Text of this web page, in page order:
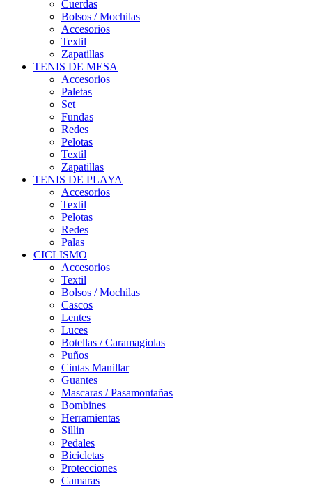
Cuerdas
Bolsos / Mochilas
Accesorios
Textil
Zapatillas
TENIS DE MESA
Accesorios
Paletas
Set
Fundas
Redes
Pelotas
Textil
Zapatillas
TENIS DE PLAYA
Accesorios
Textil
Pelotas
Redes
Palas
CICLISMO
Accesorios
Textil
Bolsos / Mochilas
Cascos
Lentes
Luces
Botellas / Caramagiolas
Puños
Cintas Manillar
Guantes
Mascaras / Pasamontañas
Bombines
Herramientas
Sillin
Pedales
Bicicletas
Protecciones
Camaras